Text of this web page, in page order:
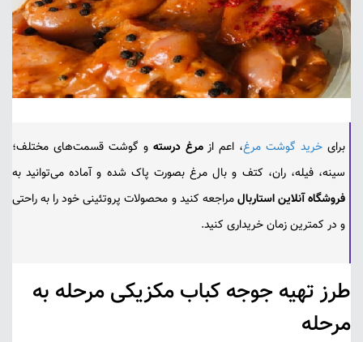
برای خرید گوشت مرغ، اعم ازمرغ درستهو گوشت قسمت‌های مختلف؛
سینه، فیله، ران، کتف و بال مرغ بصورت پاک شده و آماده می‌توانید به
فروشگاه آنلاین استاربالمراجعه کنید و محصولات پروتئینی خود را به راحتی
و در کمترین زمان خریداری کنید.
طرز تهیه جوجه کباب مکزیکی مرحله به
مرحله